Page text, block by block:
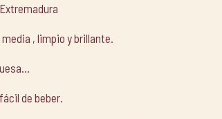
, limpio y brillante.
de beber.